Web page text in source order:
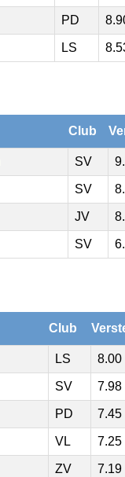
PD
LS
Club
SV
SV
JV
SV
Club
LS 8.00
SV 7.98
PD 7.45
VL 7.25
ZV 7.19